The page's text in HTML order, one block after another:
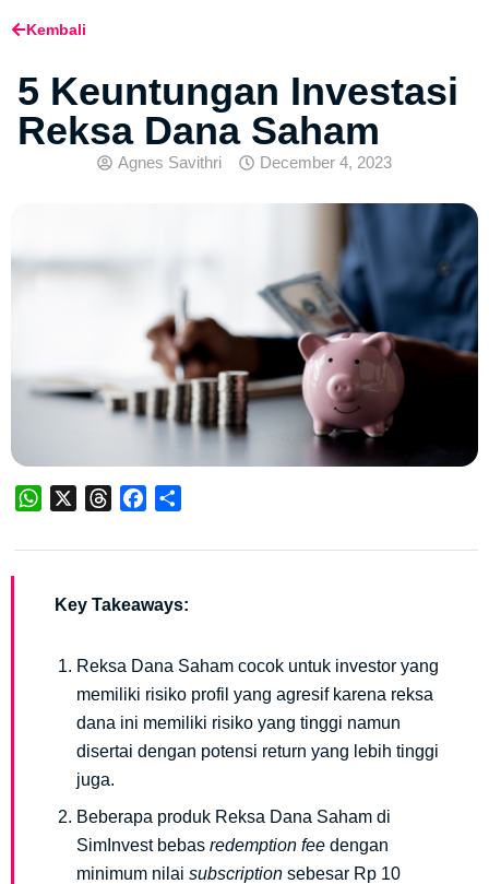
Kembali
5 Keuntungan Investasi
Reksa Dana Saham
Agnes Savithri December 4, 2023
WhatsApp ThreadsFacebook
Key Takeaways:
Reksa Dana Saham cocok untuk investor yang
memiliki risiko profil yang agresif karena reksa
dana ini memiliki risiko yang tinggi namun
disertai dengan potensi return yang lebih tinggi
juga.
Beberapa produk Reksa Dana Saham di
SimInvest bebas redemption fee dengan
minimum nilai subscription sebesar Rp 10